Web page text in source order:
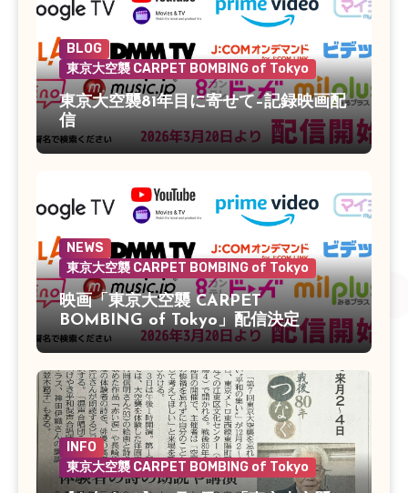
BLOG
東京大空襲 CARPET BOMBING of Tokyo
東京大空襲81年目に寄せて–記録映画配
信
NEWS
東京大空襲 CARPET BOMBING of Tokyo
映画「東京大空襲 CARPET
BOMBING of Tokyo」配信決定
INFO
東京大空襲 CARPET BOMBING of Tokyo